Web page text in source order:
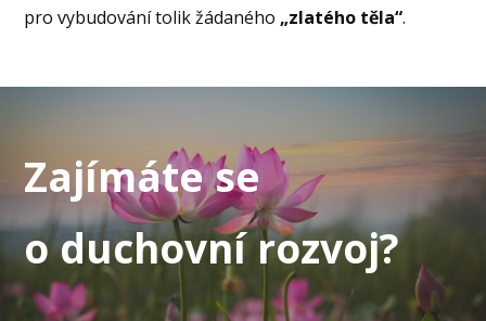
pro vybudování tolik žádaného „zlatého těla“.
Zajímáte se
o duchovní rozvoj?